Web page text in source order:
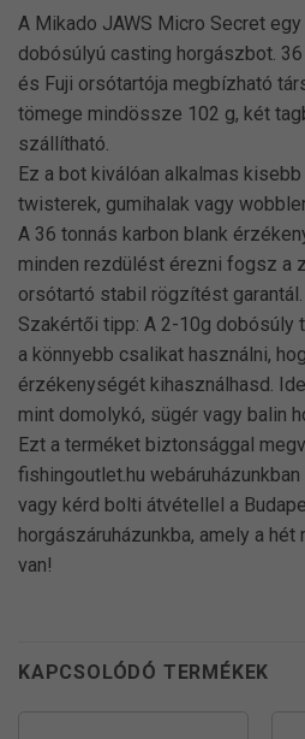
A Mikado JAWS Micro Secret
dobósúlyú casting horgászbot.
és Fuji orsótartója megbízható
tömege mindössze 102 g, két
szállítható.
Ez a bot kiválóan alkalmas
twisterek, gumihalak vagy
A 36 tonnás karbon blank
minden rezdülést érezni fogsz a
orsótartó stabil rögzítést garantál.
Szakértői tipp: A 2-10g dobósúly
a könnyebb csalikat használni,
érzékenységét kihasználhasd.
mint domolykó, sügér vagy balin
Ezt a terméket biztonsággal
fishingoutlet.hu
vagy kérd bolti átvétellel a
horgászáruházunkba, amely a hét
van!
KAPCSOLÓDÓ TERMÉKEK